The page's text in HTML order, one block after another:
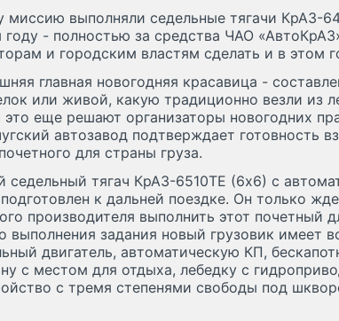
миссию выполняли седельные тягачи КрАЗ-
- полностью за средства ЧАО
и городским властям сделать и в этом
главная новогодняя красавица -
или живой, какую традиционно везли из
еще решают организаторы новогодних
автозавод подтверждает готовность
для страны груза.
тягач КрАЗ-6510ТЕ (6х6) с
к дальней поездке. Он только
производителя выполнить этот почетный
выполнения задания новый грузовик имеет
двигатель, автоматическую КП,
с местом для отдыха, лебедку с
с тремя степенями свободы под